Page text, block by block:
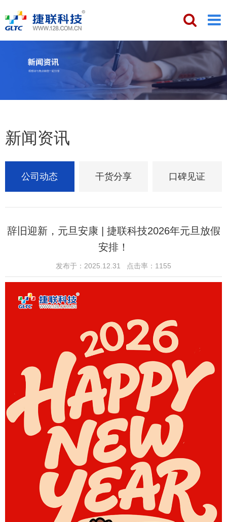
新闻资讯
公司动态 干货分享 口碑见证
辞旧迎新，元旦安康 | 捷联科技2026年元旦放假
安排！
发布于：2025.12.31 点击率：1155